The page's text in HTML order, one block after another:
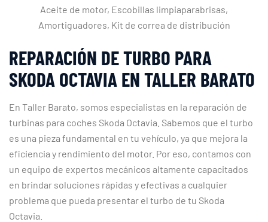
Aceite de motor, Escobillas limpiaparabrisas,
Amortiguadores, Kit de correa de distribución
REPARACIÓN DE TURBO PARA
SKODA OCTAVIA EN TALLER BARATO
En Taller Barato, somos especialistas en la reparación de
turbinas para coches Skoda Octavia. Sabemos que el turbo
es una pieza fundamental en tu vehículo, ya que mejora la
eficiencia y rendimiento del motor. Por eso, contamos con
un equipo de expertos mecánicos altamente capacitados
en brindar soluciones rápidas y efectivas a cualquier
problema que pueda presentar el turbo de tu Skoda
Octavia.